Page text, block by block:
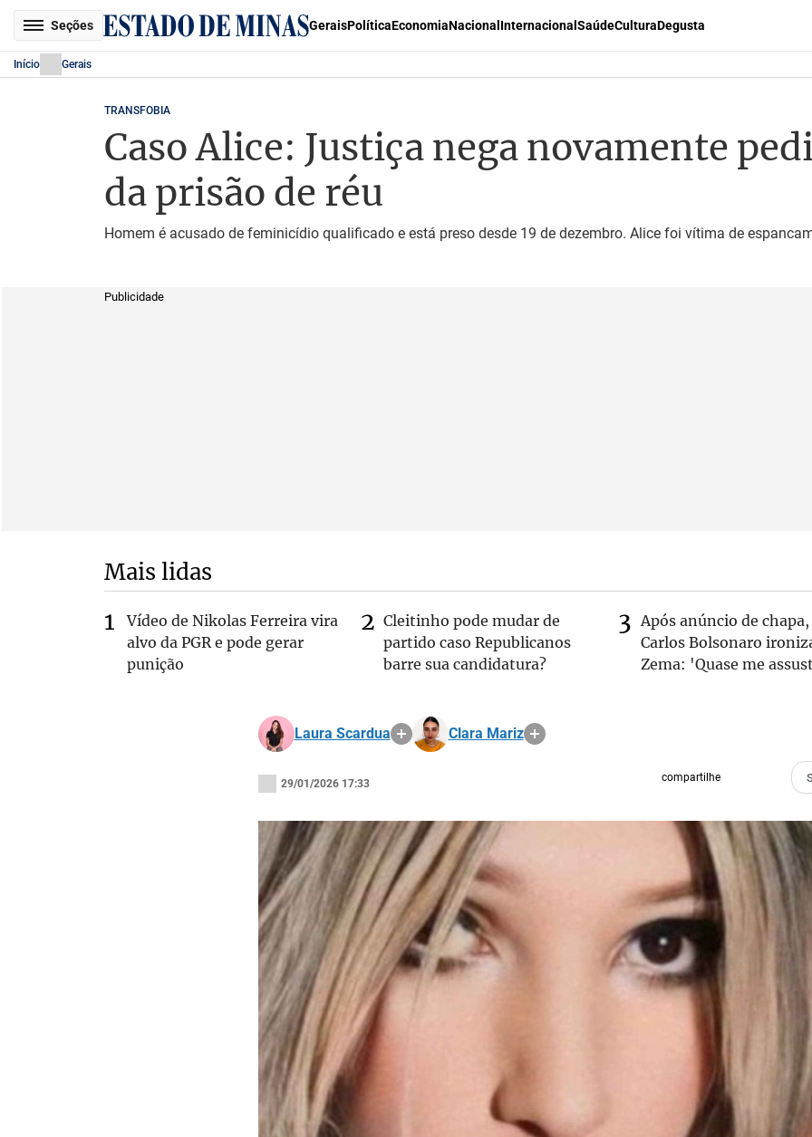
Seções GeraisPolíticaEconomiaNacional Internacional SaúdeCulturaDegusta
Início Gerais
TRANSFOBIA
Caso Alice: Justiça nega novamente
da prisão de réu
Homem é acusado de feminicídio qualificado e está preso desde 19 de dezembro. Alice foi vítima de
Publicidade
Mais lidas
Vídeo de Nikolas Ferreira vira
alvo da PGR e pode gerar
punição
Cleitinho pode mudar de
partido caso Republicanos
barre sua candidatura?
Após anúncio de chapa,
Carlos Bolsonaro
Zema: 'Quase me
Laura Scardua Clara Mariz
29/01/2026 17:33 compartilhe